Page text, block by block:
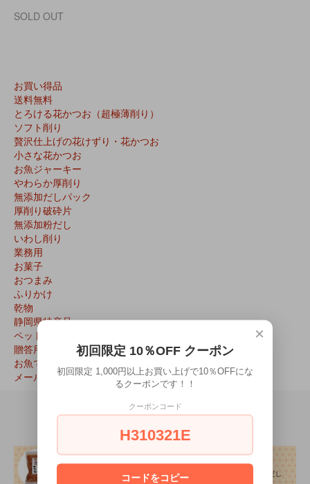
SOLD OUT
お買い得品
送料無料
とろける花かつお（超極薄削り）
ソフト削り
贅沢仕上げの花けずり・花かつお
小さな花かつお
お魚ジャーキー
やわらか厚削り
無添加だしパック
厚削り破砕片
無添加粉だし
いわし削り
業務用
お菓子
おつまみ
ふりかけ
乾物
静岡県特産品
ペット用
贈答用
お魚で選ぶ
メール便対応
×
初回限定 10％OFF クーポン
初回限定 1,000円以上お買い上げで10％OFFにな
るクーポンです！！
クーポンコード
H310321E
コードをコピー